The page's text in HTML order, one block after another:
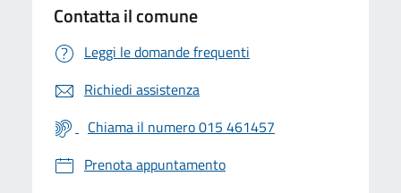
Contatta il comune
Leggi le domande frequenti
Richiedi assistenza
Chiama il numero 015 461457
Prenota appuntamento